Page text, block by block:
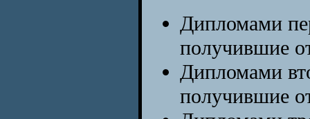
Дипломами
получившие
Дипломами
получившие